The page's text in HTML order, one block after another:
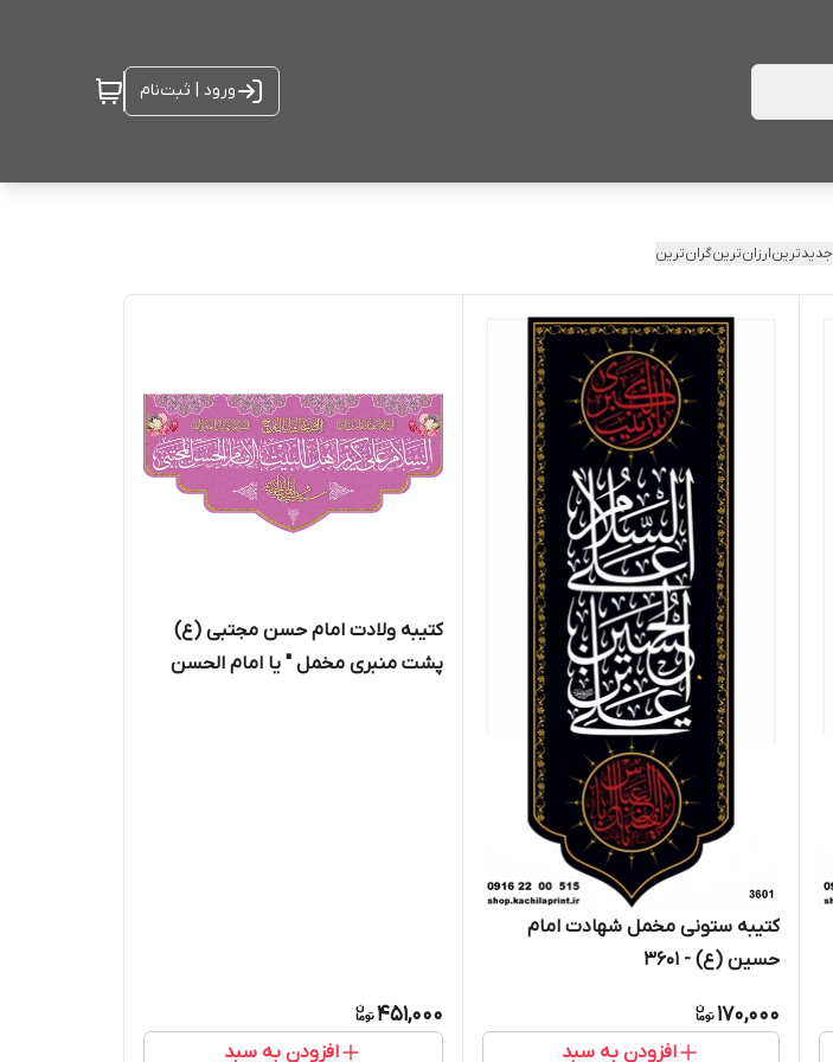
ورود | ثبت‌نام
جدیدترینارزان‌ترینگران‌ترین
کتیبه ستونی مخمل شهادت امام
حسین (ع) - 3601
170,000
افزودن به سبد
کتیبه ولادت امام حسن مجتبی (ع)
پشت منبری مخمل " یا امام الحسن
451,000
افزودن به سبد